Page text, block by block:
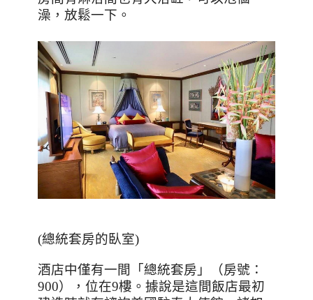
澡，放鬆一下。
(總統套房的臥室)
酒店中僅有一間「總統套房」（房號：
900），位在9樓。據說是這間飯店最初